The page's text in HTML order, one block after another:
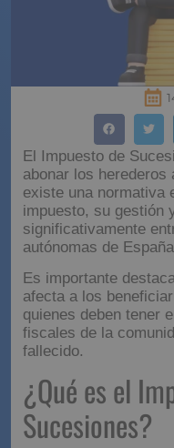
El Impuesto de
abonar los herederos
existe una normativa
impuesto, su gestión
significativamente
autónomas de
Es importante
afecta a los
quienes deben tener
fiscales de la
fallecido.
¿Qué es el
Sucesiones?